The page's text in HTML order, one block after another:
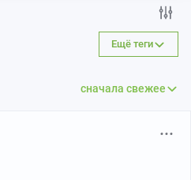
Ещё теги
сначала свежее